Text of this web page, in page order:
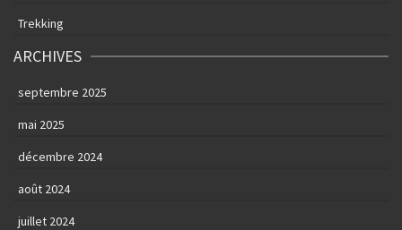
Trekking
ARCHIVES
septembre 2025
mai 2025
décembre 2024
août 2024
juillet 2024